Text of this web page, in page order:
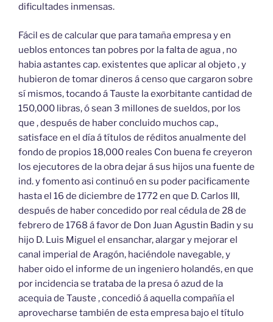
dificultades inmensas.
Fácil es de calcular que para tamaña empresa y en
ueblos entonces tan pobres por la falta de agua , no
habia astantes cap. existentes que aplicar al objeto , y
hubieron de tomar dineros á censo que cargaron sobre
sí mismos, tocando á Tauste la exorbitante cantidad de
150,000 libras, ó sean 3 millones de sueldos, por los
que , después de haber concluido muchos cap.,
satisface en el día á títulos de réditos anualmente del
fondo de propios 18,000 reales Con buena fe creyeron
los ejecutores de la obra dejar á sus hijos una fuente de
ind. y fomento asi continuó en su poder pacificamente
hasta el 16 de diciembre de 1772 en que D. Carlos III,
después de haber concedido por real cédula de 28 de
febrero de 1768 á favor de Don Juan Agustin Badin y su
hijo D. Luis Miguel el ensanchar, alargar y mejorar el
canal imperial de Aragón, haciéndole navegable, y
haber oido el informe de un ingeniero holandés, en que
por incidencia se trataba de la presa ó azud de la
acequia de Tauste , concedió á aquella compañía el
aprovecharse también de esta empresa bajo el título